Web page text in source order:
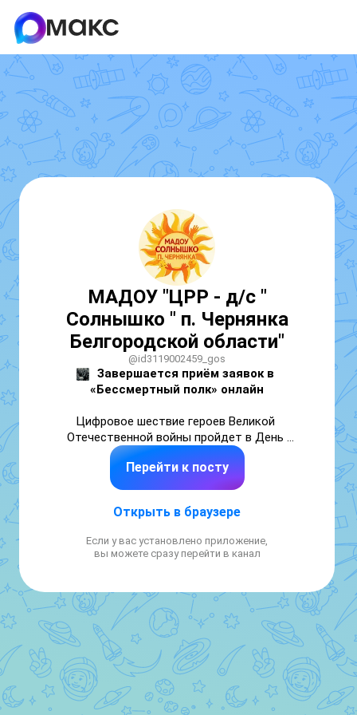
МАДОУ "ЦРР - д/с "
Солнышко " п. Чернянка
Белгородской области"
@id3119002459_gos
Завершается приём заявок в
«Бессмертный полк» онлайн
Цифровое шествие героев Великой
Отечественной войны пройдет в День
Победы, объединяя поколения и сохраняя
память о победителях.
2026.polkrf.ru/ ,
Одноклассники: ok.ru/app/polk
MAХ: max.ru/polk_app_bot
Шествие начнётся 9 мая в 12:00 по
местному времени на сайте акции и экранах
всей страны.
Перейти к посту
Открыть в браузере
Если у вас установлено приложение,
вы можете сразу перейти в канал